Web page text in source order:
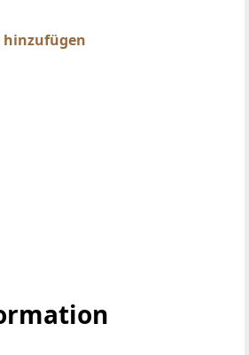
hinzufügen